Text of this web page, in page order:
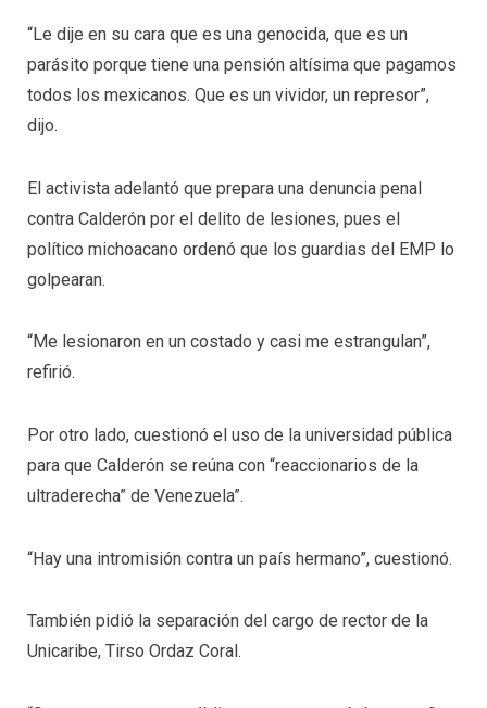
“Le dije en su cara que es una genocida, que es un
parásito porque tiene una pensión altísima que pagamos
todos los mexicanos. Que es un vividor, un represor”,
dijo.
El activista adelantó que prepara una denuncia penal
contra Calderón por el delito de lesiones, pues el
político michoacano ordenó que los guardias del EMP lo
golpearan.
“Me lesionaron en un costado y casi me estrangulan”,
refirió.
Por otro lado, cuestionó el uso de la universidad pública
para que Calderón se reúna con “reaccionarios de la
ultraderecha” de Venezuela”.
“Hay una intromisión contra un país hermano”, cuestionó.
También pidió la separación del cargo de rector de la
Unicaribe, Tirso Ordaz Coral.